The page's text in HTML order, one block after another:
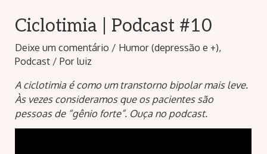
Ciclotimia | Podcast #10
Deixe um comentário / Humor (depressão e +),
Podcast / Porluiz
A ciclotimia é como um transtorno bipolar mais leve.
Às vezes consideramos que os pacientes são
pessoas de “gênio forte”. Ouça no podcast.